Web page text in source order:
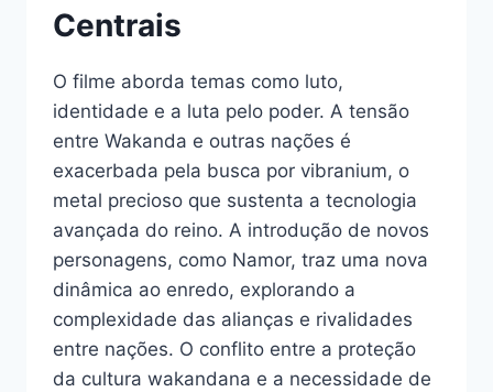
Centrais
O filme aborda temas como luto,
identidade e a luta pelo poder. A tensão
entre Wakanda e outras nações é
exacerbada pela busca por vibranium, o
metal precioso que sustenta a tecnologia
avançada do reino. A introdução de novos
personagens, como Namor, traz uma nova
dinâmica ao enredo, explorando a
complexidade das alianças e rivalidades
entre nações. O conflito entre a proteção
da cultura wakandana e a necessidade de